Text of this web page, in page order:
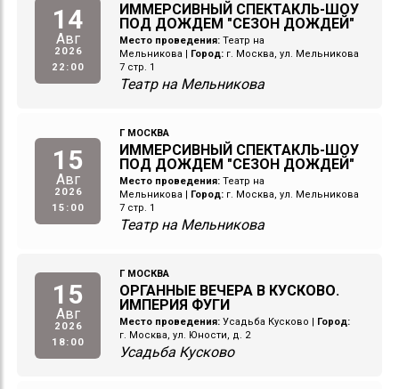
14
Авг
2026
22:00
ИММЕРСИВНЫЙ СПЕКТАКЛЬ-ШОУ
ПОД ДОЖДЕМ "СЕЗОН ДОЖДЕЙ"
Место проведения: Театр на
Мельникова
Город: г. Москва, ул. Мельникова
7 стр. 1
Театр на Мельникова
15
Авг
2026
15:00
Г МОСКВА
ИММЕРСИВНЫЙ СПЕКТАКЛЬ-ШОУ
ПОД ДОЖДЕМ "СЕЗОН ДОЖДЕЙ"
Место проведения: Театр на
Мельникова
Город: г. Москва, ул. Мельникова
7 стр. 1
Театр на Мельникова
15
Авг
2026
18:00
Г МОСКВА
ОРГАННЫЕ ВЕЧЕРА В КУСКОВО.
ИМПЕРИЯ ФУГИ
Место проведения: Усадьба Кусково
Город:
г. Москва, ул. Юности, д. 2
Усадьба Кусково